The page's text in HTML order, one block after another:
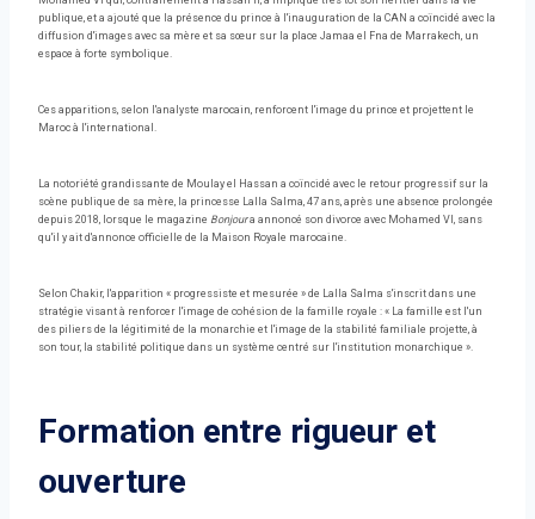
publique, et a ajouté que la présence du prince à l'inauguration de la CAN a coïncidé avec la
diffusion d'images avec sa mère et sa sœur sur la place Jamaa el Fna de Marrakech, un
espace à forte symbolique.
Ces apparitions, selon l'analyste marocain, renforcent l'image du prince et projettent le
Maroc à l'international.
La notoriété grandissante de Moulay el Hassan a coïncidé avec le retour progressif sur la
scène publique de sa mère, la princesse Lalla Salma, 47 ans, après une absence prolongée
depuis 2018, lorsque le magazine Bonjoura annoncé son divorce avec Mohamed VI, sans
qu'il y ait d'annonce officielle de la Maison Royale marocaine.
Selon Chakir, l'apparition « progressiste et mesurée » de Lalla Salma s'inscrit dans une
stratégie visant à renforcer l'image de cohésion de la famille royale : « La famille est l'un
des piliers de la légitimité de la monarchie et l'image de la stabilité familiale projette, à
son tour, la stabilité politique dans un système centré sur l'institution monarchique ».
Formation entre rigueur et
ouverture